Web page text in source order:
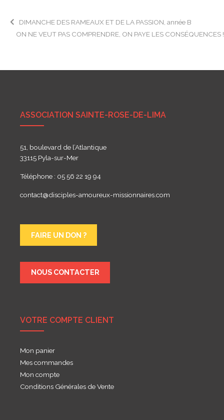
Navigation
l’article
DIMANCHE DES RAMEAUX ET DE LA PASSION, année B
ON NE VEUT PAS COMPRENDRE, ON PAYE LES CONSÉQUENCES
ASSOCIATION SAINTE-ROSE-DE-LIMA
51, boulevard de l’Atlantique
33115 Pyla-sur-Mer
Téléphone : 05 56 22 19 94
contact@disciples-amoureux-missionnaires.com
FAIRE UN DON ?
NOUS CONTACTER
VOTRE COMPTE CLIENT
Mon panier
Mes commandes
Mon compte
Conditions Générales de Vente